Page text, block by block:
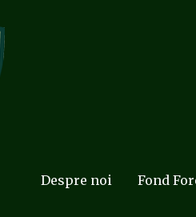
Despre noi Fond